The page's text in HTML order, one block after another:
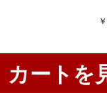
￥
カートを